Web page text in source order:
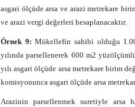
asgari ölçüde arsa ve arazi metrekare
ve arazi vergi değerleri hesaplanacaktır.
Örnek 9: Mükellefin sahibi olduğu
yılında parsellenerek 600 m2
yılı asgari ölçüde arsa metrekare birim
komisyonunca asgari ölçüde arsa
Arazinin parsellenmek suretiyle arsa